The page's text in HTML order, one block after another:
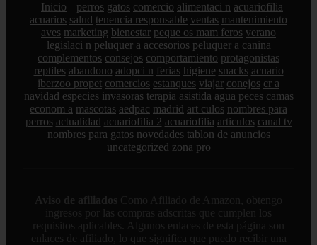
Inicio perros gatos comercio alimentaci n acuariofilia
acuarios salud tenencia responsable ventas mantenimiento
aves marketing bienestar peque os mam feros verano
legislaci n peluquer a accesorios peluquer a canina
complementos consejos comportamiento protagonistas
reptiles abandono adopci n ferias higiene snacks acuario
iberzoo propet comercios estanques viajar conejos cr a
navidad especies invasoras terapia asistida agua peces camas
econom a mascotas aedpac madrid art culos nombres para
perros actualidad acuariofilia 2 acuariofilia articulos canal tv
nombres para gatos novedades tablon de anuncios
uncategorized zona pro
Aviso de afiliados Como Afiliado de Amazon, obtengo
ingresos por las compras adscritas que cumplen los
requisitos aplicables. Algunos enlaces de esta página son
enlaces de afiliado, lo que significa que puedo recibir una